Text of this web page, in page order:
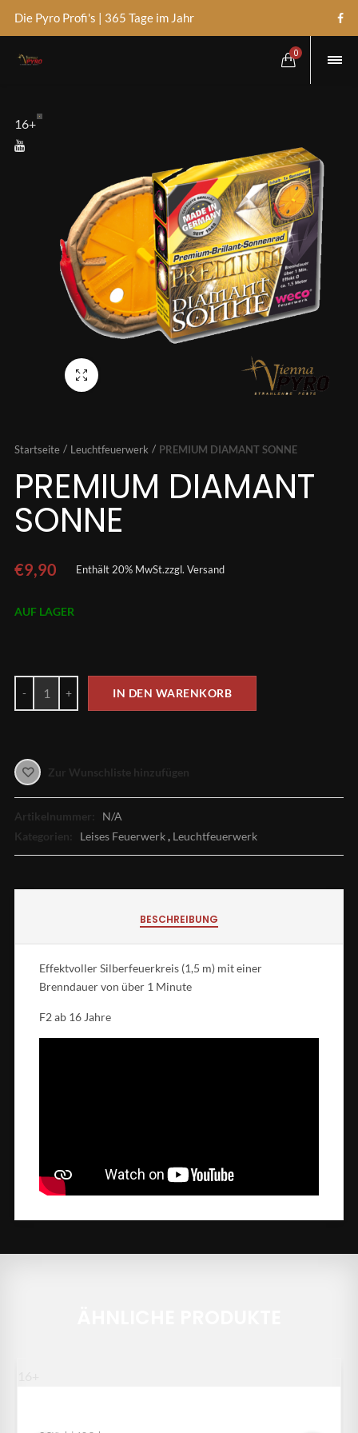
Die Pyro Profi's | 365 Tage im Jahr
0
16+
Startseite Leuchtfeuerwerk PREMIUM DIAMANT SONNE
PREMIUM DIAMANT
SONNE
€9,90 Enthält 20% MwSt.zzgl. Versand
AUF LAGER
IN DEN WARENKORB
Zur Wunschliste hinzufügen
Artikelnummer:
N/A
Kategorien:
Leises Feuerwerk, Leuchtfeuerwerk
BESCHREIBUNG
Effektvoller Silberfeuerkreis (1,5 m) mit einer
Brenndauer von über 1 Minute
F2 ab 16 Jahre